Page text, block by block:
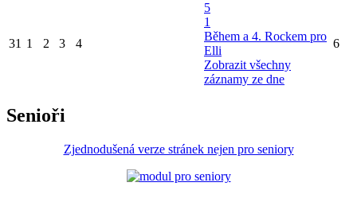
31 1 2 3 4
5
1
Během a 4. Rockem pro
Elli
Zobrazit všechny
záznamy ze dne
6
Senioři
Zjednodušená verze stránek nejen pro seniory